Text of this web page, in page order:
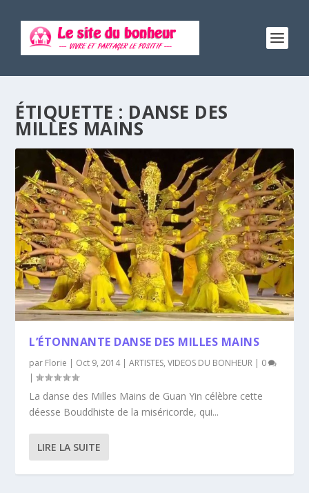
ÉTIQUETTE : DANSE DES
MILLES MAINS
L’ÉTONNANTE DANSE DES MILLES MAINS
par Florie | Oct 9, 2014|ARTISTES,VIDEOS DU BONHEUR | 0
|
La danse des Milles Mains de Guan Yin célèbre cette
déesse Bouddhiste de la miséricorde, qui...
LIRE LA SUITE